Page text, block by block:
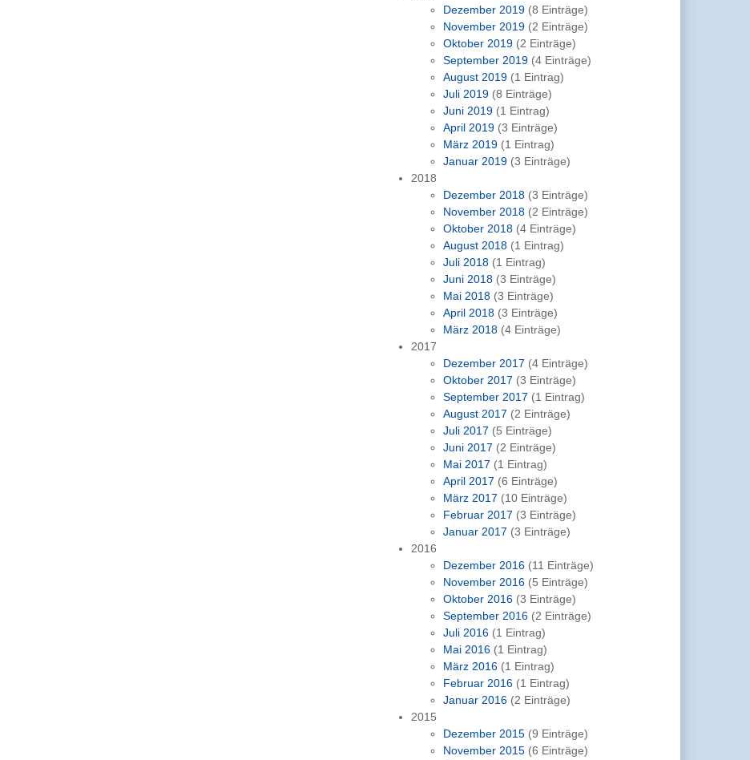
Dezember 2019 (8 Einträge)
November 2019 (2 Einträge)
Oktober 2019 (2 Einträge)
September 2019 (4 Einträge)
August 2019 (1 Eintrag)
Juli 2019 (8 Einträge)
Juni 2019 (1 Eintrag)
April 2019 (3 Einträge)
März 2019 (1 Eintrag)
Januar 2019 (3 Einträge)
2018
Dezember 2018 (3 Einträge)
November 2018 (2 Einträge)
Oktober 2018 (4 Einträge)
August 2018 (1 Eintrag)
Juli 2018 (1 Eintrag)
Juni 2018 (3 Einträge)
Mai 2018 (3 Einträge)
April 2018 (3 Einträge)
März 2018 (4 Einträge)
2017
Dezember 2017 (4 Einträge)
Oktober 2017 (3 Einträge)
September 2017 (1 Eintrag)
August 2017 (2 Einträge)
Juli 2017 (5 Einträge)
Juni 2017 (2 Einträge)
Mai 2017 (1 Eintrag)
April 2017 (6 Einträge)
März 2017 (10 Einträge)
Februar 2017 (3 Einträge)
Januar 2017 (3 Einträge)
2016
Dezember 2016 (11 Einträge)
November 2016 (5 Einträge)
Oktober 2016 (3 Einträge)
September 2016 (2 Einträge)
Juli 2016 (1 Eintrag)
Mai 2016 (1 Eintrag)
März 2016 (1 Eintrag)
Februar 2016 (1 Eintrag)
Januar 2016 (2 Einträge)
2015
Dezember 2015 (9 Einträge)
November 2015 (6 Einträge)